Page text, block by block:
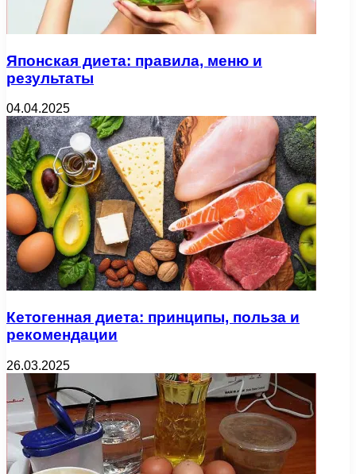
Японская диета: правила, меню и
результаты
04.04.2025
Кетогенная диета: принципы, польза и
рекомендации
26.03.2025